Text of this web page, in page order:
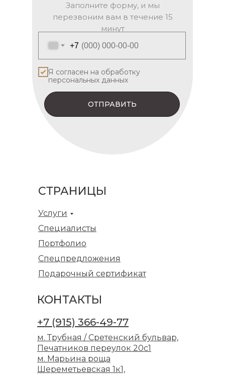
Заполните форму, и мы
перезвоним вам в течение 15
минут
+7
Я согласен на обработку
персональных данных
ОТПРАВИТЬ
Специалисты
Портфолио
Спецпредложения
Подарочный сертификат
Услуги
+7 (915) 366-49-77
СТРАНИЦЫ
КОНТАКТЫ
м. Трубная / Сретенский бульвар,
Печатников переулок 20с1
м. Марьина роща
Шереметьевская 1к1,